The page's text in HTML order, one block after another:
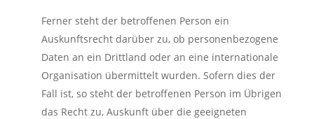
Ferner steht der betroffenen Person ein
Auskunftsrecht darüber zu, ob personenbezogene
Daten an ein Drittland oder an eine internationale
Organisation übermittelt wurden. Sofern dies der
Fall ist, so steht der betroffenen Person im Übrigen
das Recht zu, Auskunft über die geeigneten